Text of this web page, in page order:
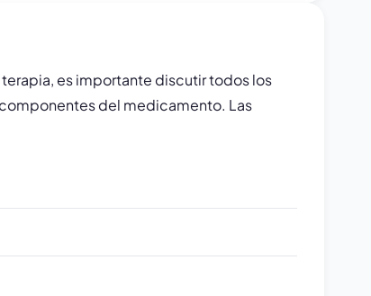
es importante discutir todos los
del medicamento. Las